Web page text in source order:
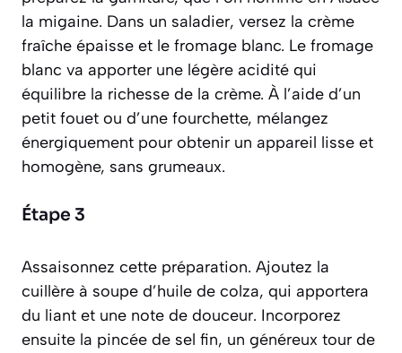
la migaine. Dans un saladier, versez la crème
fraîche épaisse et le fromage blanc. Le fromage
blanc va apporter une légère acidité qui
équilibre la richesse de la crème. À l’aide d’un
petit fouet ou d’une fourchette, mélangez
énergiquement pour obtenir un appareil lisse et
homogène, sans grumeaux.
Étape 3
Assaisonnez cette préparation. Ajoutez la
cuillère à soupe d’huile de colza, qui apportera
du liant et une note de douceur. Incorporez
ensuite la pincée de sel fin, un généreux tour de